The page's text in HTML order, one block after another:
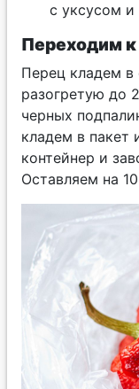
с уксусом и
Переходим
Перец кладем в
разогретую до
черных
кладем в пакет
контейнер и
Оставляем на